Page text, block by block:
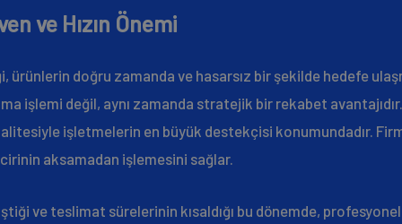
ve Hızın Önemi
doğru zamanda ve hasarsız bir şekilde hedefe
işlemi değil, aynı zamanda stratejik bir rekabet
işletmelerin en büyük destekçisi konumundadır.
aksamadan işlemesini sağlar.
ve teslimat sürelerinin kısaldığı bu dönemde,